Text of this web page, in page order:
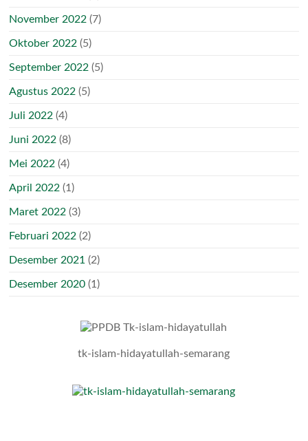
November 2022 (7)
Oktober 2022 (5)
September 2022 (5)
Agustus 2022 (5)
Juli 2022 (4)
Juni 2022 (8)
Mei 2022 (4)
April 2022 (1)
Maret 2022 (3)
Februari 2022 (2)
Desember 2021 (2)
Desember 2020 (1)
tk-islam-hidayatullah-semarang